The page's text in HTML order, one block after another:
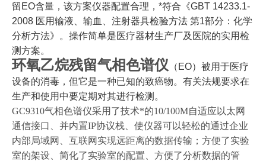
留EO含量，该方案仪器配置合理，*符合《GBT 14233.1-
2008 医用输液、输血、注射器具检验方法 第1部分：化学
分析方法》。操作简单是医疗器材生产厂及医院的实用检
测方案。
环氧乙烷残留气相色谱仪 （EO）被用于医疗
设备的消毒，但它是一种已知的致癌物。有关法规要求在
生产和使用中要定期对其进行检测。
GC9310气相色谱仪采用了技术*的10/100M自适应以太网
通信接口、并内置IP协议栈、使仪器可以轻松的通过企业
内部局域网、互联网实现远距离的数据传输；方便了实验
室的架设、简化了实验室的配置、方便了分析数据的管